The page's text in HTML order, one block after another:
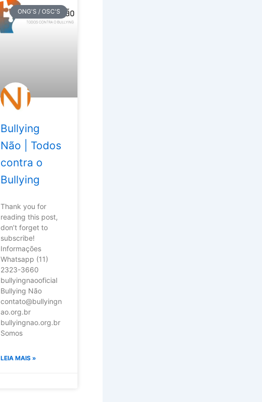
ONG'S / OSC'S
Bullying
Não | Todos
contra o
Bullying
Thank you for
reading this post,
don’t forget to
subscribe!
Informações
Whatsapp (11)
2323-3660
bullyingnaooficial
Bullying Não
contato@bullyingn
ao.org.br
bullyingnao.org.br
Somos
LEIA MAIS »